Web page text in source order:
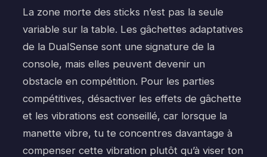
La zone morte des sticks n’est pas la seule
variable sur la table. Les gâchettes adaptatives
de la DualSense sont une signature de la
console, mais elles peuvent devenir un
obstacle en compétition. Pour les parties
compétitives, désactiver les effets de gâchette
et les vibrations est conseillé, car lorsque la
manette vibre, tu te concentres davantage à
compenser cette vibration plutôt qu’à viser ton